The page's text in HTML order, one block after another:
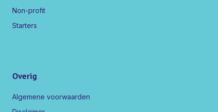
Non-profit
Starters
Overig
Algemene voorwaarden